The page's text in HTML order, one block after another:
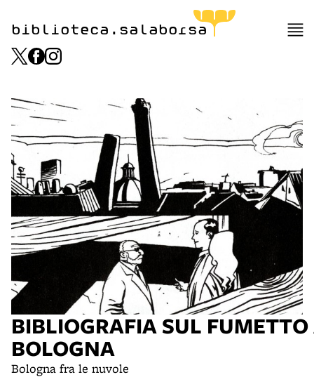
biblioteca.salaborsa
BIBLIOGRAFIA SUL FUMETTO
BOLOGNA
Bologna fra le nuvole